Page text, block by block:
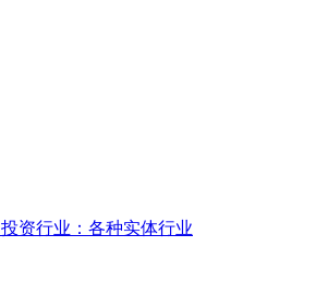
投资行业：各种实体行业